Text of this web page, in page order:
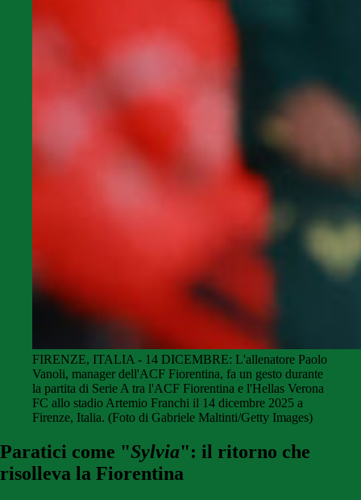
FIRENZE, ITALIA - 14 DICEMBRE: L'allenatore Paolo
Vanoli, manager dell'ACF Fiorentina, fa un gesto durante
la partita di Serie A tra l'ACF Fiorentina e l'Hellas Verona
FC allo stadio Artemio Franchi il 14 dicembre 2025 a
Firenze, Italia. (Foto di Gabriele Maltinti/Getty Images)
Paratici come "Sylvia": il ritorno che
risolleva la Fiorentina